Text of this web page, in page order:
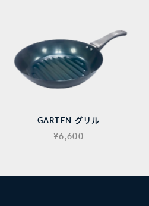
GARTEN グリル
¥6,600